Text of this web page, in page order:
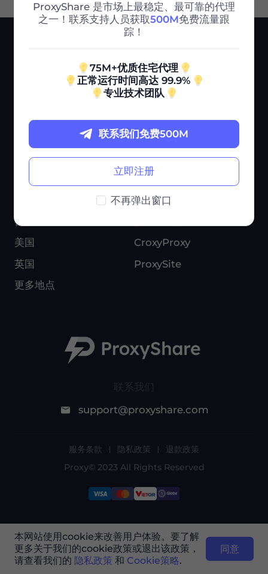
联系我们
support@proxyshare.com
服务
ISP 代理
用例
市场研究
广告验证
品牌保护
更多案例
德国
美国
英国
更多地点
工具
免费代理列表
CroxyProxy
ProxySite
服务条款 隐私政策
退款政策
Proxy© 2023 All Rights Reserved
由于政策原因，此服务在中国大陆不可用。感谢您
的理解！
本网站使用cookie来改善用户体验。要了解
更多关于我们的cookie政策或退出该政策，
请查看我们的 隐私政策 和 Cookie策略.
同意
ProxyShare 是市场上最稳定、最可靠的代理
之一！联系支持人员获取500M免费流量跟
踪！
75M+优质住宅代理
正常运行时间高达 99.9%
专业技术团队
立即注册
联系我们免费500M
不再弹出窗口